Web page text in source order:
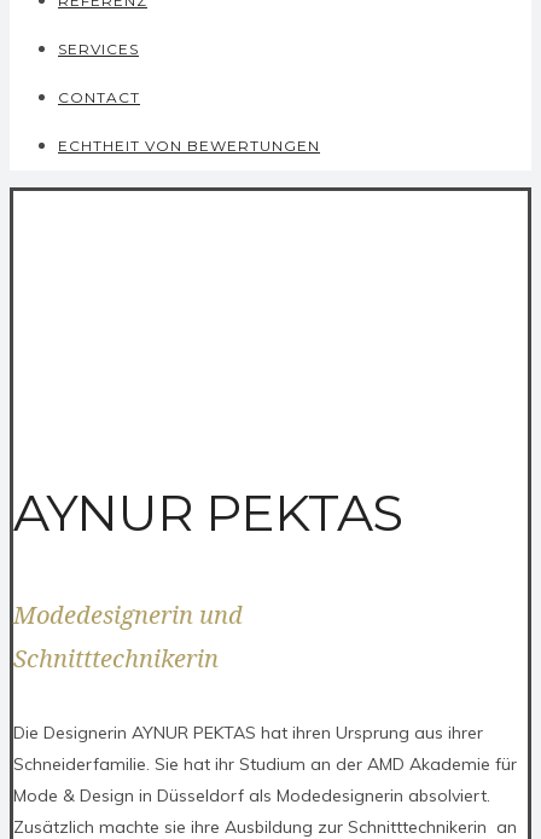
SERVICES
CONTACT
ECHTHEIT VON BEWERTUNGEN
AYNUR PEKTAS
Modedesignerin und
Schnitttechnikerin
Die Designerin AYNUR PEKTAS hat ihren Ursprung aus ihrer
Schneiderfamilie. Sie hat ihr Studium an der AMD Akademie für
Mode & Design in Düsseldorf als Modedesignerin absolviert.
Zusätzlich machte sie ihre Ausbildung zur Schnitttechnikerin an